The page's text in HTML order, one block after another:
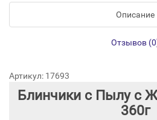
Описание
Отзывов
Артикул: 17693
Блинчики с Пылу с
360г